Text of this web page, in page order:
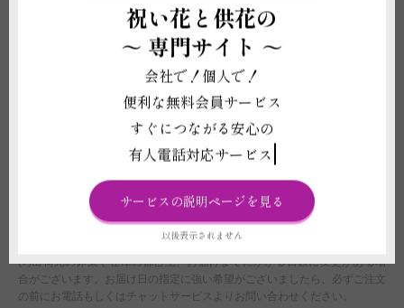
の注文確認、手配開始とさせていただきます。
(3)最低気温が0度以下、最高気温が30度以上の場合、配送中に花や植物が傷
む可能性がある為、クール便の利用（追加代金660円）をお薦めします。ご
希望の場合は、注文カート内商品付帯サービスの「クール便配送オプショ
しても、ご返品、ご返金、交換、その他のご請求には一切応じられません。
(4)最低気温が0度以下、最高気温が30度以上の場合、配送中に花や植物が傷
む可能性があります。万一、気温を原因とした商品劣化が発生したとして
も、ご返品、ご返金、交換、その他のご請求には一切応じられません。
定に伴い確約とはなりません。あくまでご希望として承りになります。
(6)交通事情、天候状況など運送会社の免責にあたる理由により遅延が発生
した場合、当店や運送会社では一切の責任を負いかねます。また、遅延が発
生したとしても個別のご連絡は行っておりません。
(7)出荷元の休業や在庫の都合上、お届けまでにかかる日数に変更がある場
合がございます。お届け日の指定に強い希望がございましたら、必ずご注文
の前にお電話もしくはチャットサービスよりお問い合わせください。
祝い花と供花の
～ 専門サイト ～
会社で！個人で！
便利な無料会員サービス
すぐにつながる安心の
有人電話対応サービス
サービスの説明ページを見る
以後表示されません